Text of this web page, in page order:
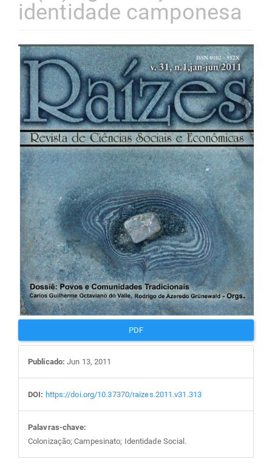
identidade camponesa
Barra
lateral
de
artigos
PDF
Publicado: Jun 13, 2011
DOI: https://doi.org/10.37370/raizes.2011.v31.313
Palavras-chave:
Colonização; Campesinato; Identidade Social.